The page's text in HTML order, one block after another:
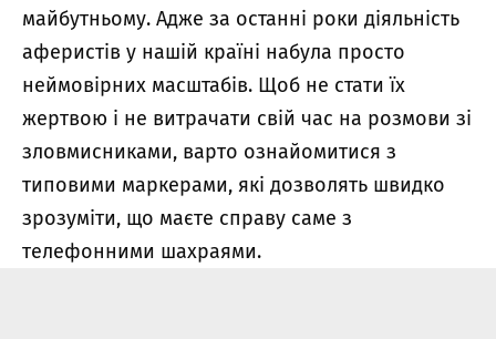
майбутньому. Адже за останні роки діяльність
аферистів у нашій країні набула просто
неймовірних масштабів. Щоб не стати їх
жертвою і не витрачати свій час на розмови зі
зловмисниками, варто ознайомитися з
типовими маркерами, які дозволять швидко
зрозуміти, що маєте справу саме з
телефонними шахраями.